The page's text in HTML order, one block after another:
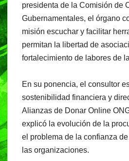
presidenta de la Comisión de
Gubernamentales, el órgano
misión escuchar y facilitar
permitan la libertad de
fortalecimiento de labores de
En su ponencia, el consultor
sostenibilidad financiera y
Alianzas de Donar Online
explicó la evolución de la
el problema de la confianza
las organizaciones.